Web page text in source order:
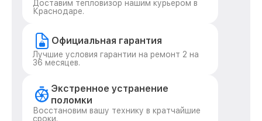
Доставим тепловизор нашим курьером в
Краснодаре.
Официальная гарантия
Лучшие условия гарантии на ремонт 2 на
36 месяцев.
Экстренное устранение
поломки
Восстановим вашу технику в кратчайшие
сроки.